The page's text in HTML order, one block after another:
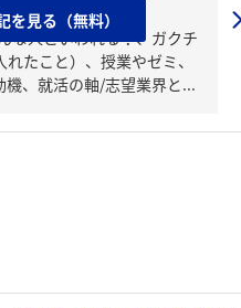
な人といわれる？、ガクチ
たこと）、授業やゼミ、
機、就活の軸/志望業界と...
を見る（無料）